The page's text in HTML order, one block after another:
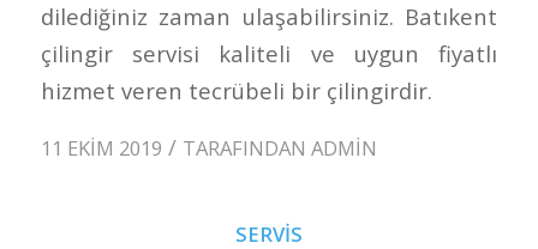
dilediğiniz zaman ulaşabilirsiniz. Batıkent
çilingir servisi kaliteli ve uygun fiyatlı
hizmet veren tecrübeli bir çilingirdir.
11 EKIM 2019 / TARAFINDAN ADMIN
SERVIS